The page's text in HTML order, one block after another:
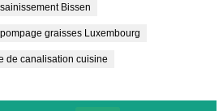
Bissen
pompage graisses Luxembourg
de canalisation cuisine